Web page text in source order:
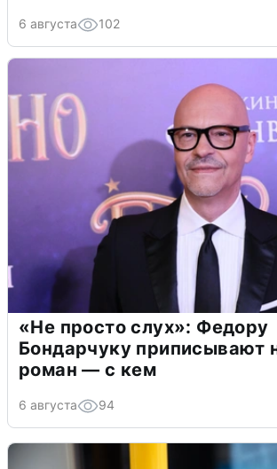
6 августа 102
«Не просто слух»: Федору
Бондарчуку приписывают
роман — с кем
6 августа 94